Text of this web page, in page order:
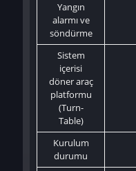
Yangın
alarmı ve
söndürme
Sistem
içerisi
döner araç
platformu
(Turn-
Table)
Kurulum
durumu